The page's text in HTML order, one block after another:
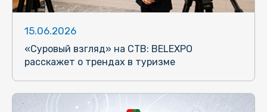
15.06.2026
«Суровый взгляд» на СТВ: BELEXPO
расскажет о трендах в туризме